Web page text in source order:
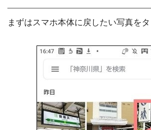
まずはスマホ本体に戻したい写真をタ